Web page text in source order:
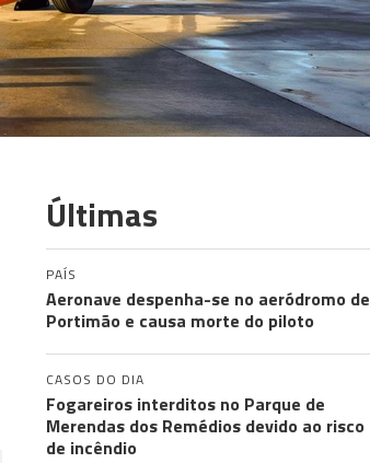
Últimas
PAÍS
Aeronave despenha-se no aeródromo de
Portimão e causa morte do piloto
CASOS DO DIA
Fogareiros interditos no Parque de
Merendas dos Remédios devido ao risco
de incêndio